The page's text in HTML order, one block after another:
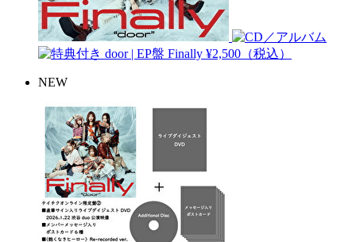
door | EP盤 Finally ¥2,500（税込）
NEW